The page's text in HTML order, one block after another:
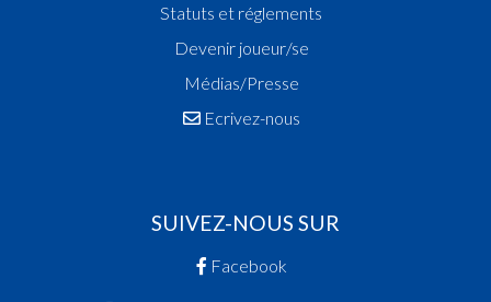
Statuts et réglements
Devenir joueur/se
Médias/Presse
Ecrivez-nous
SUIVEZ-NOUS SUR
Facebook